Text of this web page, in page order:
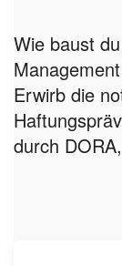
Wie baust
Erwirb die
durch